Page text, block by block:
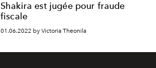
Shakira est jugée pour fraude
fiscale
01.06.2022 by Victoria Theonila